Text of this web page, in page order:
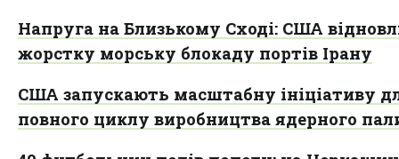
Напруга на Близькому Сході: США
жорстку морську блокаду портів Ірану
США запускають масштабну ініціативу
повного циклу виробництва ядерного